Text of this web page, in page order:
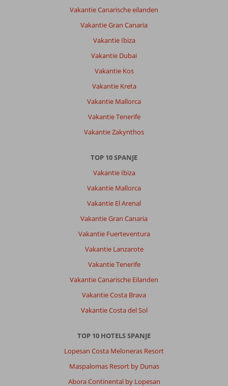
Vakantie Canarische eilanden
Vakantie Gran Canaria
Vakantie Ibiza
Vakantie Dubai
Vakantie Kos
Vakantie Kreta
Vakantie Mallorca
Vakantie Tenerife
Vakantie Zakynthos
TOP 10 SPANJE
Vakantie Ibiza
Vakantie Mallorca
Vakantie El Arenal
Vakantie Gran Canaria
Vakantie Fuerteventura
Vakantie Lanzarote
Vakantie Tenerife
Vakantie Canarische Eilanden
Vakantie Costa Brava
Vakantie Costa del Sol
TOP 10 HOTELS SPANJE
Lopesan Costa Meloneras Resort
Maspalomas Resort by Dunas
Abora Continental by Lopesan